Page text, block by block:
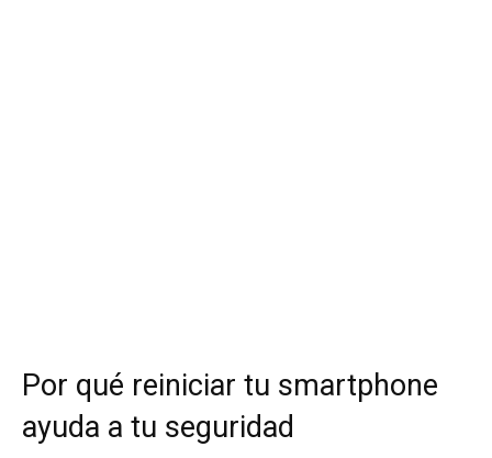
Por qué reiniciar tu smartphone
ayuda a tu seguridad